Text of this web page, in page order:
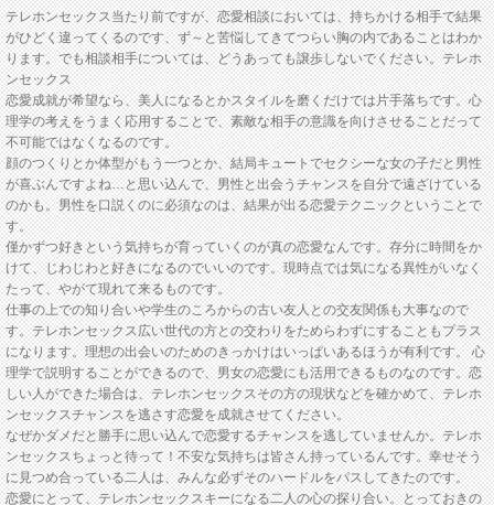
テレホンセックス当たり前ですが、恋愛相談においては、持ちかける相手で結果
がひどく違ってくるのです、ず～と苦悩してきてつらい胸の内であることはわか
ります。でも相談相手については、どうあっても譲歩しないでください。テレホ
ンセックス
恋愛成就が希望なら、美人になるとかスタイルを磨くだけでは片手落ちです。心
理学の考えをうまく応用することで、素敵な相手の意識を向けさせることだって
不可能ではなくなるのです。
顔のつくりとか体型がもう一つとか、結局キュートでセクシーな女の子だと男性
が喜ぶんですよね…と思い込んで、男性と出会うチャンスを自分で遠ざけている
のかも。男性を口説くのに必須なのは、結果が出る恋愛テクニックということで
す。
僅かずつ好きという気持ちが育っていくのが真の恋愛なんです。存分に時間をか
けて、じわじわと好きになるのでいいのです。現時点では気になる異性がいなく
たって、やがて現れて来るものです。
仕事の上での知り合いや学生のころからの古い友人との交友関係も大事なので
す。テレホンセックス広い世代の方との交わりをためらわずにすることもプラス
になります。理想の出会いのためのきっかけはいっぱいあるほうが有利です。 心
理学で説明することができるので、男女の恋愛にも活用できるものなのです。恋
しい人ができた場合は、テレホンセックスその方の現状などを確かめて、テレホ
ンセックスチャンスを逃さす恋愛を成就させてください。
なぜかダメだと勝手に思い込んで恋愛するチャンスを逃していませんか。テレホ
ンセックスちょっと待って！不安な気持ちは皆さん持っているんです。幸せそう
に見つめ合っている二人は、みんな必ずそのハードルをパスしてきたのです。
恋愛にとって、テレホンセックスキーになる二人の心の探り合い。とっておきの